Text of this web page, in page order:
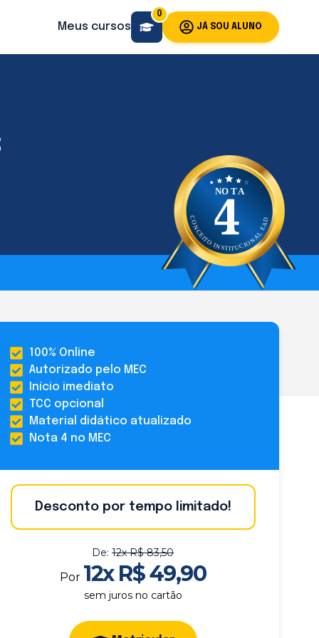
Meus cursos
0
JÁ SOU ALUNO
100% Online
Autorizado pelo MEC
Início imediato
TCC opcional
Material didático atualizado
Nota 4 no MEC
Desconto por tempo limitado!
De:12x R$ 83,50
Por 12x R$ 49,90
sem juros no cartão